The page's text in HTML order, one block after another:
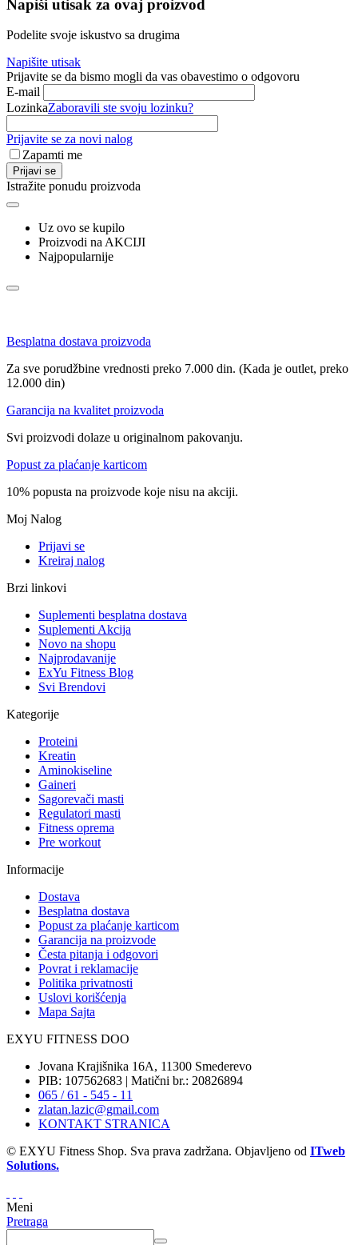
Napiši utisak za ovaj proizvod
Podelite svoje iskustvo sa drugima
Napišite utisak
Prijavite se da bismo mogli da vas obavestimo o odgovoru
E-mail
LozinkaZaboravili ste svoju lozinku?
Prijavite se za novi nalog
Zapamti me
Prijavi se
Istražite ponudu proizvoda
Uz ovo se kupilo
Proizvodi na AKCIJI
Najpopularnije
Besplatna dostava proizvoda
Za sve porudžbine vrednosti preko 7.000 din. (Kada je outlet, preko
12.000 din)
Garancija na kvalitet proizvoda
Svi proizvodi dolaze u originalnom pakovanju.
Popust za plaćanje karticom
10% popusta na proizvode koje nisu na akciji.
Moj Nalog
Prijavi se
Kreiraj nalog
Brzi linkovi
Suplementi besplatna dostava
Suplementi Akcija
Novo na shopu
Najprodavanije
ExYu Fitness Blog
Svi Brendovi
Kategorije
Proteini
Kreatin
Aminokiseline
Gaineri
Sagorevači masti
Regulatori masti
Fitness oprema
Pre workout
Informacije
Dostava
Besplatna dostava
Popust za plaćanje karticom
Garancija na proizvode
Česta pitanja i odgovori
Povrat i reklamacije
Politika privatnosti
Uslovi korišćenja
Mapa Sajta
EXYU FITNESS DOO
Jovana Krajišnika 16A, 11300 Smederevo
PIB: 107562683 | Matični br.: 20826894
065 / 61 - 545 - 11
zlatan.lazic@gmail.com
KONTAKT STRANICA
© EXYU Fitness Shop. Sva prava zadržana. Objavljeno od ITweb
Solutions.
Meni
Pretraga